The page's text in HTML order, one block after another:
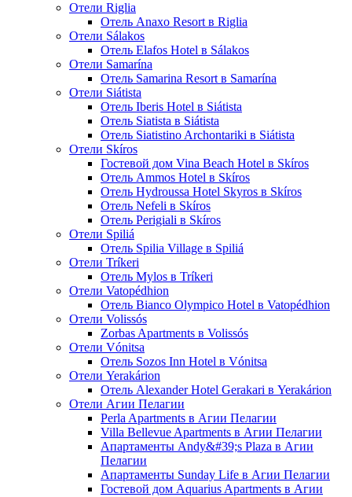
Отели Riglia
Отель Anaxo Resort в Riglia
Отели Sálakos
Отель Elafos Hotel в Sálakos
Отели Samarína
Отель Samarina Resort в Samarína
Отели Siátista
Отель Iberis Hotel в Siátista
Отель Siatista в Siátista
Отель Siatistino Archontariki в Siátista
Отели Skíros
Гостевой дом Vina Beach Hotel в Skíros
Отель Ammos Hotel в Skíros
Отель Hydroussa Hotel Skyros в Skíros
Отель Nefeli в Skíros
Отель Perigiali в Skíros
Отели Spiliá
Отель Spilia Village в Spiliá
Отели Tríkeri
Отель Mylos в Tríkeri
Отели Vatopédhion
Отель Bianco Olympico Hotel в Vatopédhion
Отели Volissós
Zorbas Apartments в Volissós
Отели Vónitsa
Отель Sozos Inn Hotel в Vónitsa
Отели Yerakárion
Отель Alexander Hotel Gerakari в Yerakárion
Отели Агии Пелагии
Perla Apartments в Агии Пелагии
Villa Bellevue Apartments в Агии Пелагии
Апартаменты Andy&#39;s Plaza в Агии
Пелагии
Апартаменты Sunday Life в Агии Пелагии
Гостевой дом Aquarius Apartments в Агии